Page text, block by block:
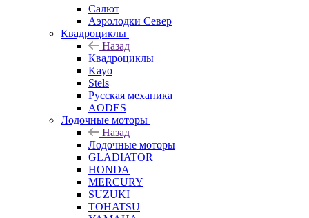
Салют
Аэролодки Север
Квадроциклы
Назад
Квадроциклы
Kayo
Stels
Русская механика
AODES
Лодочные моторы
Назад
Лодочные моторы
GLADIATOR
HONDA
MERCURY
SUZUKI
TOHATSU